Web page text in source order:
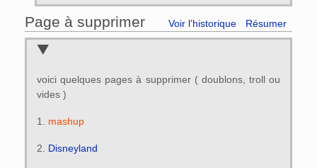
Page à supprimer Voir l’historique Résumer
voici quelques pages à supprimer ( doublons, troll ou
vides )
1. mashup
2. Disneyland